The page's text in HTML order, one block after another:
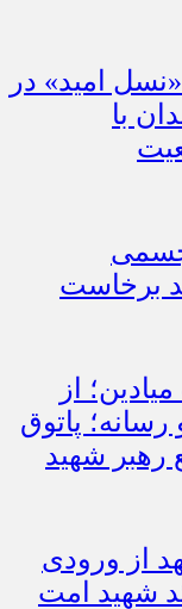
امید» در
با
برخاست
از
پاتوق
رهبر شهید
از ورودی
شهید امت